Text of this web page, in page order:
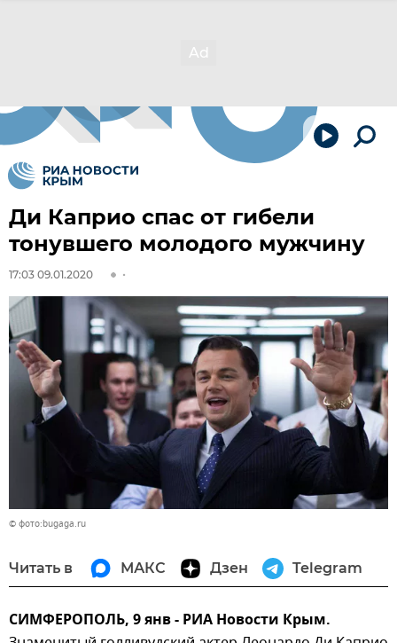
Ди Каприо спас от гибели
тонувшего молодого мужчину
17:03 09.01.2020
© фото:bugaga.ru
Читать в МАКС Дзен Telegram
СИМФЕРОПОЛЬ, 9 янв - РИА Новости Крым.